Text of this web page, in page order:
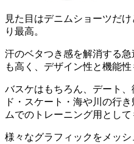
見た目はデニムショーツだ
り最高。
汗のベタつき感を解消する
も高く、デザイン性と機能
バスケはもちろん、デート
ド・スケート・海や川の行
ムでのトレーニング用として
様々なグラフィックをメッ